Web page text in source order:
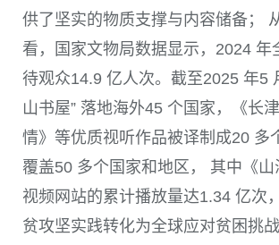
供了坚实的物质支撑与内容储备；
看，国家文物局数据显示，2024 年
待观众14.9 亿人次。截至2025 年5
山书屋” 落地海外45 个国家，《长
情》等优质视听作品被译制成20 多
覆盖50 多个国家和地区， 其中《
视频网站的累计播放量达1.34 亿次
贫攻坚实践转化为全球应对贫困挑